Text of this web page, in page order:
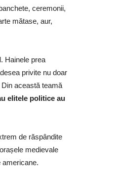
ceremonii,
mătase, aur,
Hainele prea
privite nu doar
această teamă
elitele politice au
de răspândite
medievale
americane.